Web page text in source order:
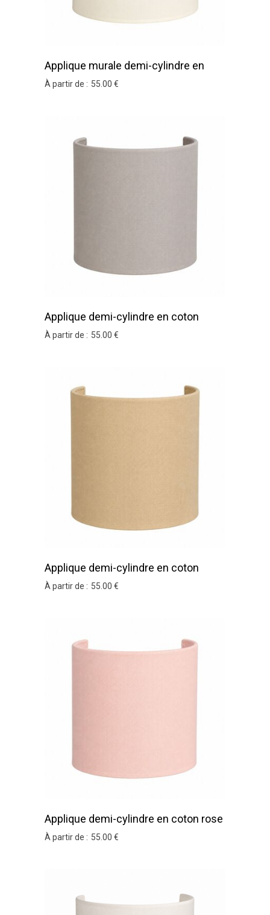
Applique murale demi-cylindre en
coton ivoire
À partir de : 55 .00 €
Applique demi-cylindre en coton
argile
À partir de : 55 .00 €
Applique demi-cylindre en coton
sable
À partir de : 55 .00 €
Applique demi-cylindre en coton rose
pâle
À partir de : 55 .00 €